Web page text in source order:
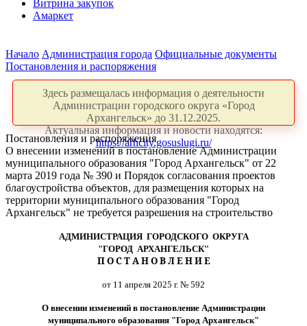
Витрина закупок
Амаркет
Начало Администрация города Официальные документы
Постановления и распоряжения
Здесь размещалась информация о деятельности
Администрации городского округа «Город
Архангельск» до 31.12.2025.
Актуальная информация и новости находятся:
https://arhcity.gosuslugi.ru/
Постановления и распоряжения
О внесении изменений в постановление Администрации
муниципального образования "Город Архангельск" от 22
марта 2019 года № 390 и Порядок согласования проектов
благоустройства объектов, для размещения которых на
территории муниципального образования "Город
Архангельск" не требуется разрешения на строительство
АДМИНИСТРАЦИЯ ГОРОДСКОГО ОКРУГА
"ГОРОД АРХАНГЕЛЬСК"
П О С Т А Н О В Л Е Н И Е
от 11 апреля 2025 г. № 592
О внесении изменений в постановление Администрации
муниципального образования "Город Архангельск"